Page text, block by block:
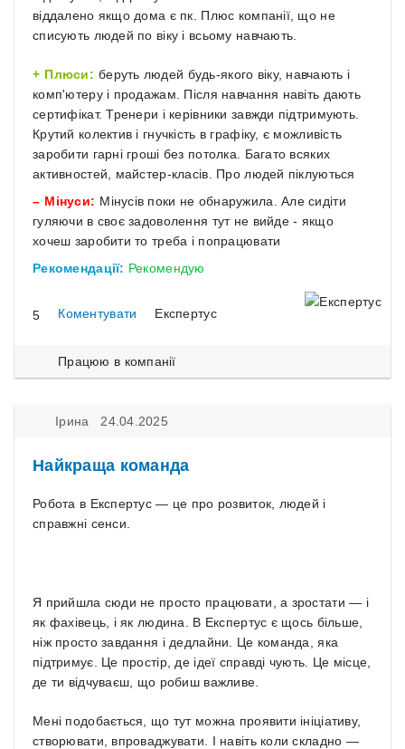
віддалено якщо дома є пк. Плюс компанії, що не
списують людей по віку і всьому навчають.
Плюси: беруть людей будь-якого віку, навчають і
комп'ютеру і продажам. Після навчання навіть дають
сертифікат. Тренери і керівники завжди підтримують.
Крутий колектив і гнучкість в графіку, є можливість
заробити гарні гроші без потолка. Багато всяких
активностей, майстер-класів. Про людей піклуються
Мінуси: Мінусів поки не обнаружила. Але сидіти
гуляючи в своє задоволення тут не вийде - якщо
хочеш заробити то треба і попрацювати
Рекомендації: Рекомендую
5 Коментувати Експертус
Працюю в компанії
Ірина 24.04.2025
Найкраща команда
Робота в Експертус — це про розвиток, людей і
справжні сенси.
Я прийшла сюди не просто працювати, а зростати — і
як фахівець, і як людина. В Експертус є щось більше,
ніж просто завдання і дедлайни. Це команда, яка
підтримує. Це простір, де ідеї справді чують. Це місце,
де ти відчуваєш, що робиш важливе.
Мені подобається, що тут можна проявити ініціативу,
створювати, впроваджувати. І навіть коли складно —